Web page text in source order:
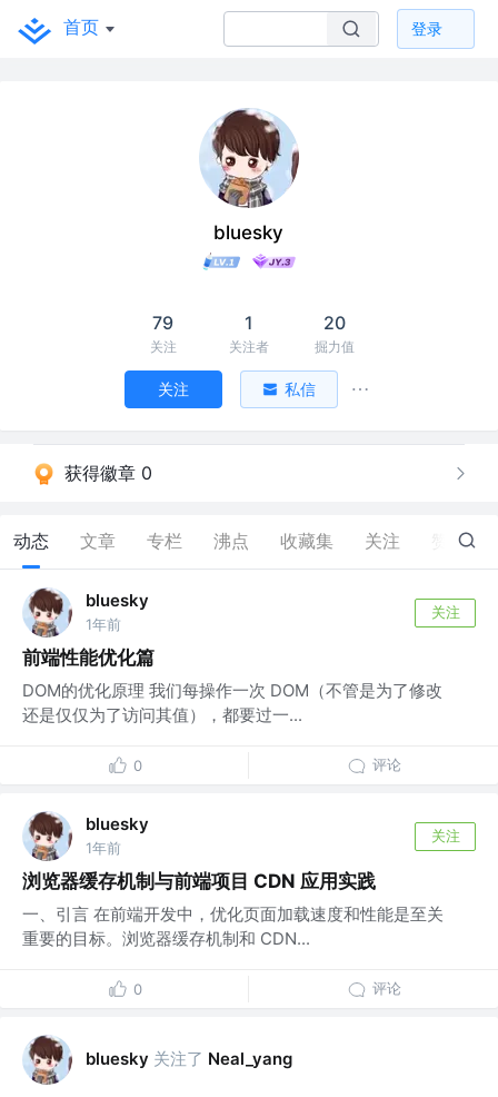
首页 登录
bluesky
79
关注
1
关注者
20
掘力值
关注 私信
获得徽章 0
动态 文章 专栏 沸点 收藏集 关注 2
bluesky
1年前
关注
前端性能优化篇
DOM的优化原理 我们每操作一次 DOM（不管是为了修改
还是仅仅为了访问其值），都要过一...
0 评论
bluesky
1年前
关注
浏览器缓存机制与前端项目 CDN 应用实践
一、引言 在前端开发中，优化页面加载速度和性能是至关
重要的目标。浏览器缓存机制和 CDN...
0 评论
bluesky 关注了 Neal_yang